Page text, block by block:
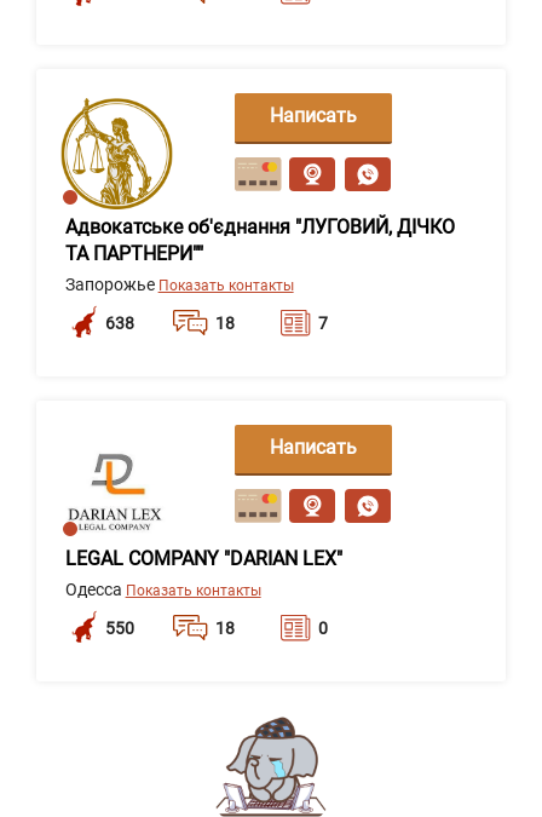
Адвокатське об'єднання "ЛУГОВИЙ, ДІЧКО
ТА ПАРТНЕРИ""
Запорожье Показать контакты
638 18 7
Написать
сообщение
LEGAL COMPANY "DARIAN LEX"
Одесса Показать контакты
550 18 0
Написать
сообщение